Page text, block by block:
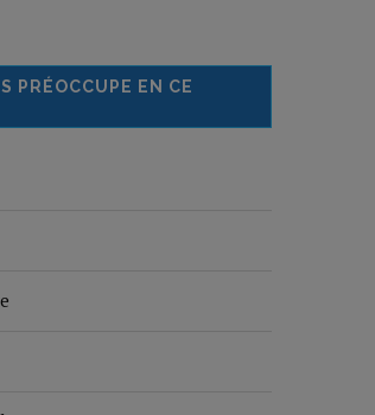
PRÉOCCUPE EN CE